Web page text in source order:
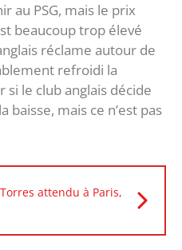
au PSG, mais le prix
beaucoup trop élevé
réclame autour de
refroidi la
le club anglais décide
baisse, mais ce n’est pas
attendu à Paris,